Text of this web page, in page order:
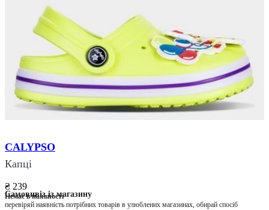
CALYPSO
Капці
₴ 239
Немає в наявності
Самовивіз із магазину
перевіряй наявність потрібних товарів в улюблених магазинах, обирай спосіб